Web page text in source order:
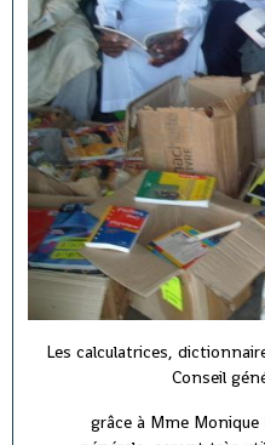
Les calculatrices,
Conseil
grâce à Mme Monique